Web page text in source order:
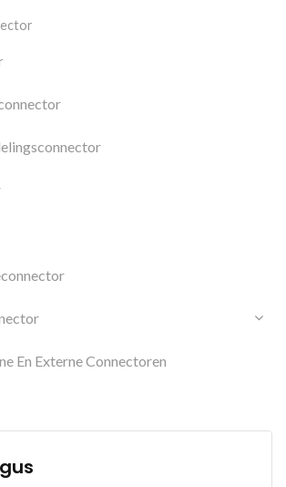
En Externe Connectoren